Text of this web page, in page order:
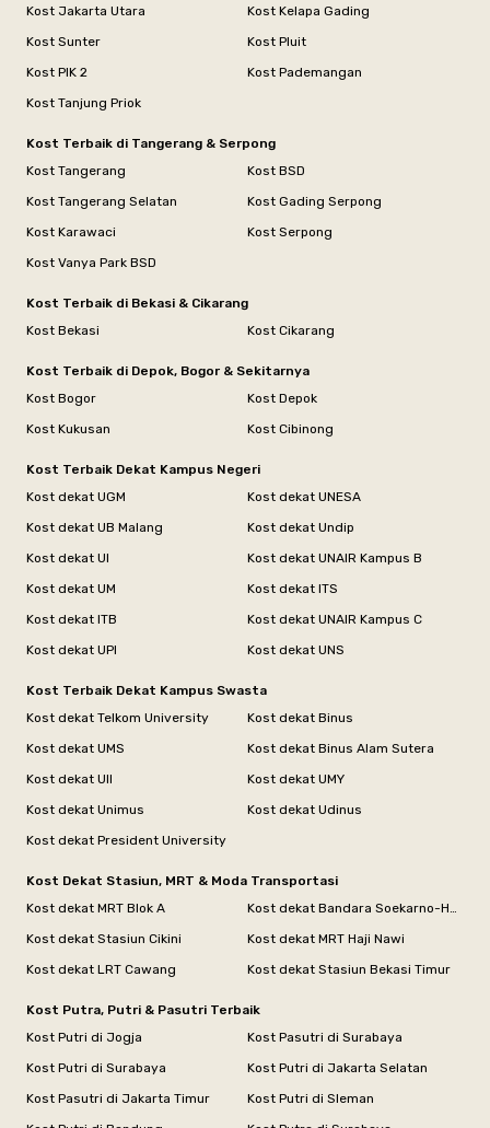
Kost Jakarta Utara
Kost Kelapa Gading
Kost Sunter
Kost Pluit
Kost PIK 2
Kost Pademangan
Kost Tanjung Priok
Kost Terbaik di Tangerang & Serpong
Kost Tangerang
Kost BSD
Kost Tangerang Selatan
Kost Gading Serpong
Kost Karawaci
Kost Serpong
Kost Vanya Park BSD
Kost Terbaik di Bekasi & Cikarang
Kost Bekasi
Kost Cikarang
Kost Terbaik di Depok, Bogor & Sekitarnya
Kost Bogor
Kost Depok
Kost Kukusan
Kost Cibinong
Kost Terbaik Dekat Kampus Negeri
Kost dekat UGM
Kost dekat UNESA
Kost dekat UB Malang
Kost dekat Undip
Kost dekat UI
Kost dekat UNAIR Kampus B
Kost dekat UM
Kost dekat ITS
Kost dekat ITB
Kost dekat UNAIR Kampus C
Kost dekat UPI
Kost dekat UNS
Kost Terbaik Dekat Kampus Swasta
Kost dekat Telkom University
Kost dekat Binus
Kost dekat UMS
Kost dekat Binus Alam Sutera
Kost dekat UII
Kost dekat UMY
Kost dekat Unimus
Kost dekat Udinus
Kost dekat President University
Kost Dekat Stasiun, MRT & Moda Transportasi
Kost dekat MRT Blok A
Kost dekat Bandara Soekarno-Hatta
Kost dekat Stasiun Cikini
Kost dekat MRT Haji Nawi
Kost dekat LRT Cawang
Kost dekat Stasiun Bekasi Timur
Kost Putra, Putri & Pasutri Terbaik
Kost Putri di Jogja
Kost Pasutri di Surabaya
Kost Putri di Surabaya
Kost Putri di Jakarta Selatan
Kost Pasutri di Jakarta Timur
Kost Putri di Sleman